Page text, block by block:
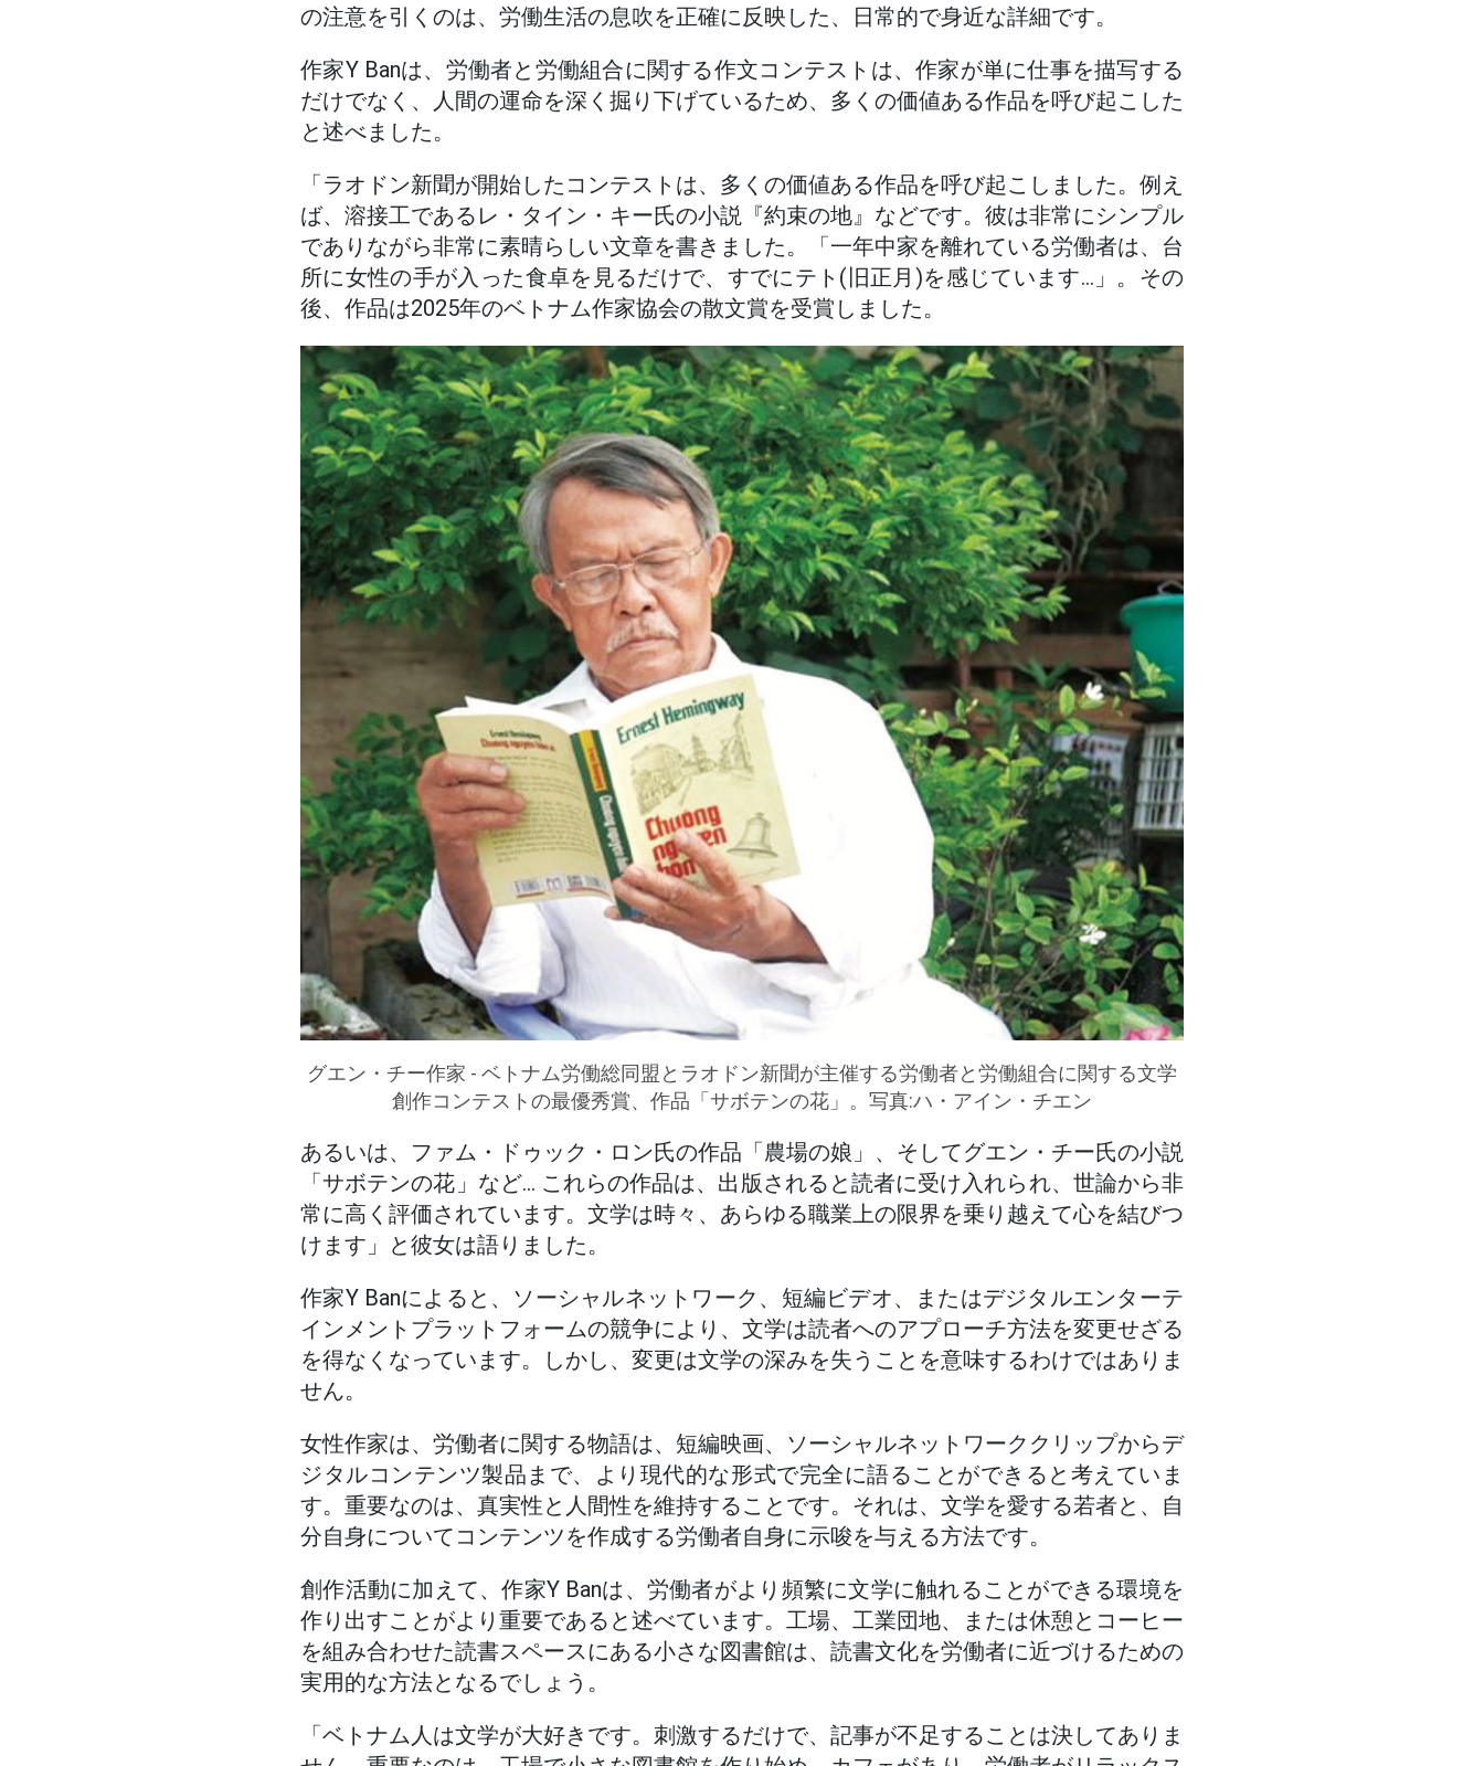
の注意を引くのは、労働生活の息吹を正確に反映した、日常的で身近な詳細です。
作家Y Banは、労働者と労働組合に関する作文コンテストは、作家が単に仕事を描写する
だけでなく、人間の運命を深く掘り下げているため、多くの価値ある作品を呼び起こした
と述べました。
「ラオドン新聞が開始したコンテストは、多くの価値ある作品を呼び起こしました。例え
ば、溶接工であるレ・タイン・キー氏の小説『約束の地』などです。彼は非常にシンプル
でありながら非常に素晴らしい文章を書きました。「一年中家を離れている労働者は、台
所に女性の手が入った食卓を見るだけで、すでにテト(旧正月)を感じています...」。その
後、作品は2025年のベトナム作家協会の散文賞を受賞しました。
グエン・チー作家 - ベトナム労働総同盟とラオドン新聞が主催する労働者と労働組合に関する文学
創作コンテストの最優秀賞、作品「サボテンの花」。写真:ハ・アイン・チエン
あるいは、ファム・ドゥック・ロン氏の作品「農場の娘」、そしてグエン・チー氏の小説
「サボテンの花」など... これらの作品は、出版されると読者に受け入れられ、世論から非
常に高く評価されています。文学は時々、あらゆる職業上の限界を乗り越えて心を結びつ
けます」と彼女は語りました。
作家Y Banによると、ソーシャルネットワーク、短編ビデオ、またはデジタルエンターテ
インメントプラットフォームの競争により、文学は読者へのアプローチ方法を変更せざる
を得なくなっています。しかし、変更は文学の深みを失うことを意味するわけではありま
せん。
女性作家は、労働者に関する物語は、短編映画、ソーシャルネットワーククリップからデ
ジタルコンテンツ製品まで、より現代的な形式で完全に語ることができると考えていま
す。重要なのは、真実性と人間性を維持することです。それは、文学を愛する若者と、自
分自身についてコンテンツを作成する労働者自身に示唆を与える方法です。
創作活動に加えて、作家Y Banは、労働者がより頻繁に文学に触れることができる環境を
作り出すことがより重要であると述べています。工場、工業団地、または休憩とコーヒー
を組み合わせた読書スペースにある小さな図書館は、読書文化を労働者に近づけるための
実用的な方法となるでしょう。
「ベトナム人は文学が大好きです。刺激するだけで、記事が不足することは決してありま